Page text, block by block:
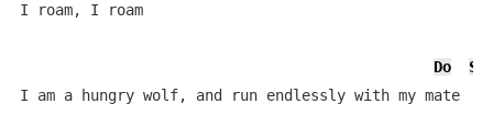
I roam, I roam
Do
Si
I am a hungry wolf, and run endlessly with my mate